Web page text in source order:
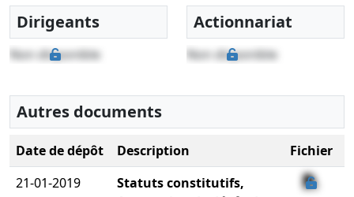
Dirigeants
Non disponible
Actionnariat
Non disponible
Autres documents
Date de dépôt Description
Fichier
21-01-2019
Statuts constitutifs,